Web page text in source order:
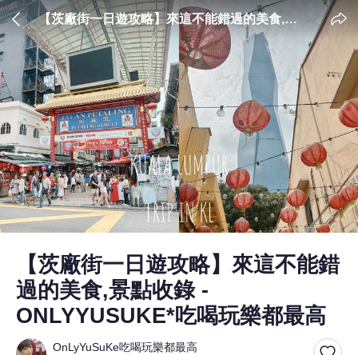
【茨廠街一日遊攻略】來這不能錯過的美食,景
點收錄 - ONLYYUSUKE*吃喝玩樂都最高
【茨廠街一日遊攻略】來這不能錯
過的美食,景點收錄 -
ONLYYUSUKE*吃喝玩樂都最高
OnLyYuSuKe吃喝玩樂都最高